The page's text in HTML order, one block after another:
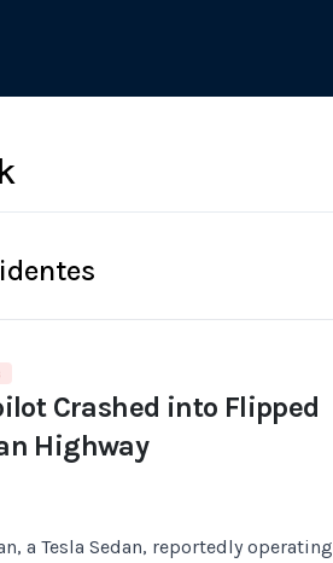
Crashed into Flipped
Highway
a Tesla Sedan, reportedly operating